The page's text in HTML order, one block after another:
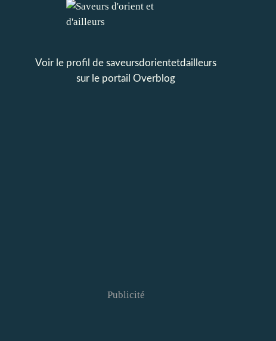
Voir le profil de saveursdorientetdailleurs
sur le portail Overblog
Publicité